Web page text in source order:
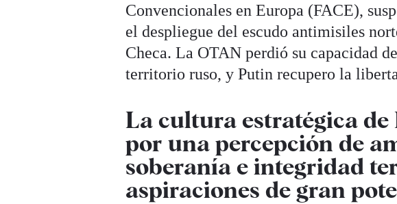
Convencionales en Europa (FACE),
el despliegue del escudo antimisiles
Checa. La OTAN perdió su capacidad
territorio ruso, y Putin recupero la
La cultura estratégica de
por una percepción de
soberanía e integridad
aspiraciones de gran